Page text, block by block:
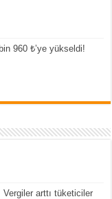
960 ₺’ye yükseldi!
arttı tüketiciler